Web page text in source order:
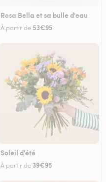
Rosa Bella et sa bulle d'eau
À partir de 53€95
Soleil d'été
À partir de 39€95